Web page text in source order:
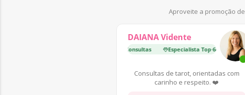
Aproveite a promoção
DAIANA Vidente
64 000 Consultas Especialista Top ·64 000
Consultas de tarot, orientadas com
carinho e respeito. ❤️
Especialista Top·